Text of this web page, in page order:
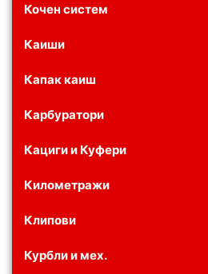
Кочен систем
Каиши
Капак каиш
Карбуратори
Кациги и Куфери
Километражи
Клипови
Курбли и мех.